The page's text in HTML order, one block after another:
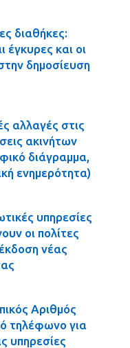
διαθήκες:
έγκυρες και οι
δημοσίευση
αλλαγές στις
ακινήτων
διάγραμμα,
ενημερότητα)
υπηρεσίες
οι πολίτες
νέας
Αριθμός
τηλέφωνο για
υπηρεσίες